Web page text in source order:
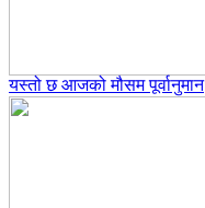
यस्तो छ आजको मौसम पूर्वानुमान